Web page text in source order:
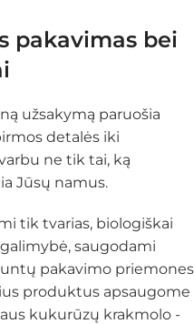
pakavimas bei
užsakymą paruošia
detalės iki
ne tik tai, ką
Jūsų namus.
tik tvarias, biologiškai
saugodami
pakavimo priemones
produktus apsaugome
kukurūzų krakmolo -